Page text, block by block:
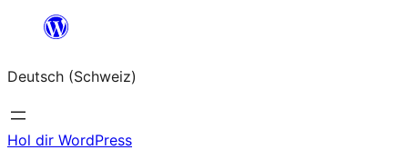
springen
Deutsch (Schweiz)
Hol dir WordPress